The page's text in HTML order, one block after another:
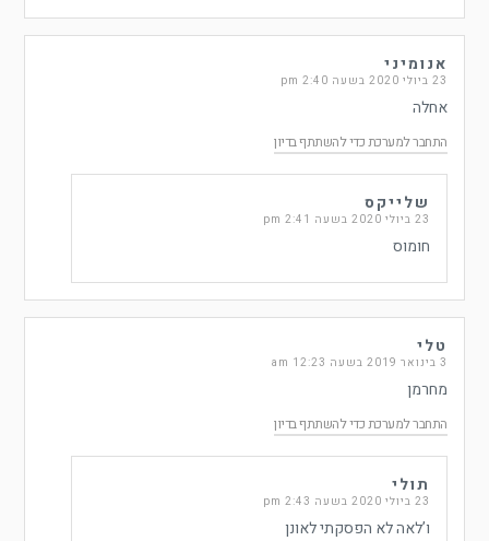
אנומיני
23 ביולי 2020 בשעה 2:40 pm
אחלה
התחבר למערכת כדי להשתתף בדיון
שלייקס
23 ביולי 2020 בשעה 2:41 pm
חומוס
טלי
3 בינואר 2019 בשעה 12:23 am
מחרמן
התחבר למערכת כדי להשתתף בדיון
תולי
23 ביולי 2020 בשעה 2:43 pm
ו’לאה לא הפסקתי לאונן